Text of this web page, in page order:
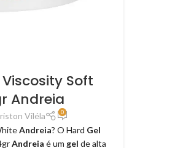
Soft
Andreia
Viléla 0
Andreia? O Hard Gel
Andreia é um gel de alta